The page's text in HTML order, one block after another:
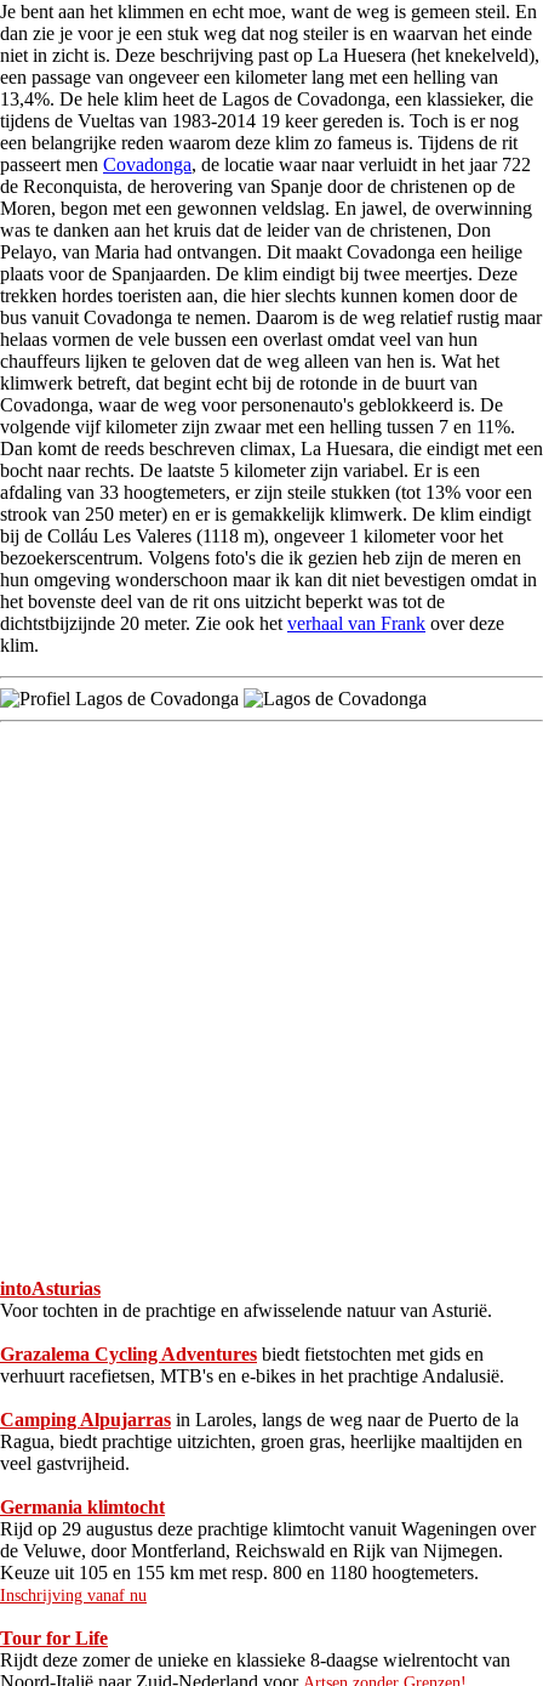
Je bent aan het klimmen en echt moe, want de weg is gemeen steil. En
dan zie je voor je een stuk weg dat nog steiler is en waarvan het einde
niet in zicht is. Deze beschrijving past op La Huesera (het knekelveld),
een passage van ongeveer een kilometer lang met een helling van
13,4%. De hele klim heet de Lagos de Covadonga, een klassieker, die
tijdens de Vueltas van 1983-2014 19 keer gereden is. Toch is er nog
een belangrijke reden waarom deze klim zo fameus is. Tijdens de rit
passeert men Covadonga, de locatie waar naar verluidt in het jaar 722
de Reconquista, de herovering van Spanje door de christenen op de
Moren, begon met een gewonnen veldslag. En jawel, de overwinning
was te danken aan het kruis dat de leider van de christenen, Don
Pelayo, van Maria had ontvangen. Dit maakt Covadonga een heilige
plaats voor de Spanjaarden. De klim eindigt bij twee meertjes. Deze
trekken hordes toeristen aan, die hier slechts kunnen komen door de
bus vanuit Covadonga te nemen. Daarom is de weg relatief rustig maar
helaas vormen de vele bussen een overlast omdat veel van hun
chauffeurs lijken te geloven dat de weg alleen van hen is. Wat het
klimwerk betreft, dat begint echt bij de rotonde in de buurt van
Covadonga, waar de weg voor personenauto's geblokkeerd is. De
volgende vijf kilometer zijn zwaar met een helling tussen 7 en 11%.
Dan komt de reeds beschreven climax, La Huesara, die eindigt met een
bocht naar rechts. De laatste 5 kilometer zijn variabel. Er is een
afdaling van 33 hoogtemeters, er zijn steile stukken (tot 13% voor een
strook van 250 meter) en er is gemakkelijk klimwerk. De klim eindigt
bij de Colláu Les Valeres (1118 m), ongeveer 1 kilometer voor het
bezoekerscentrum. Volgens foto's die ik gezien heb zijn de meren en
hun omgeving wonderschoon maar ik kan dit niet bevestigen omdat in
het bovenste deel van de rit ons uitzicht beperkt was tot de
dichtstbijzijnde 20 meter. Zie ook het verhaal van Frank over deze
klim.
intoAsturias
Voor tochten in de prachtige en afwisselende natuur van Asturië.
Grazalema Cycling Adventures biedt fietstochten met gids en
verhuurt racefietsen, MTB's en e-bikes in het prachtige Andalusië.
Camping Alpujarras in Laroles, langs de weg naar de Puerto de la
Ragua, biedt prachtige uitzichten, groen gras, heerlijke maaltijden en
veel gastvrijheid.
Germania klimtocht
Rijd op 29 augustus deze prachtige klimtocht vanuit Wageningen over
de Veluwe, door Montferland, Reichswald en Rijk van Nijmegen.
Keuze uit 105 en 155 km met resp. 800 en 1180 hoogtemeters.
Inschrijving vanaf nu
Tour for Life
Rijdt deze zomer de unieke en klassieke 8-daagse wielrentocht van